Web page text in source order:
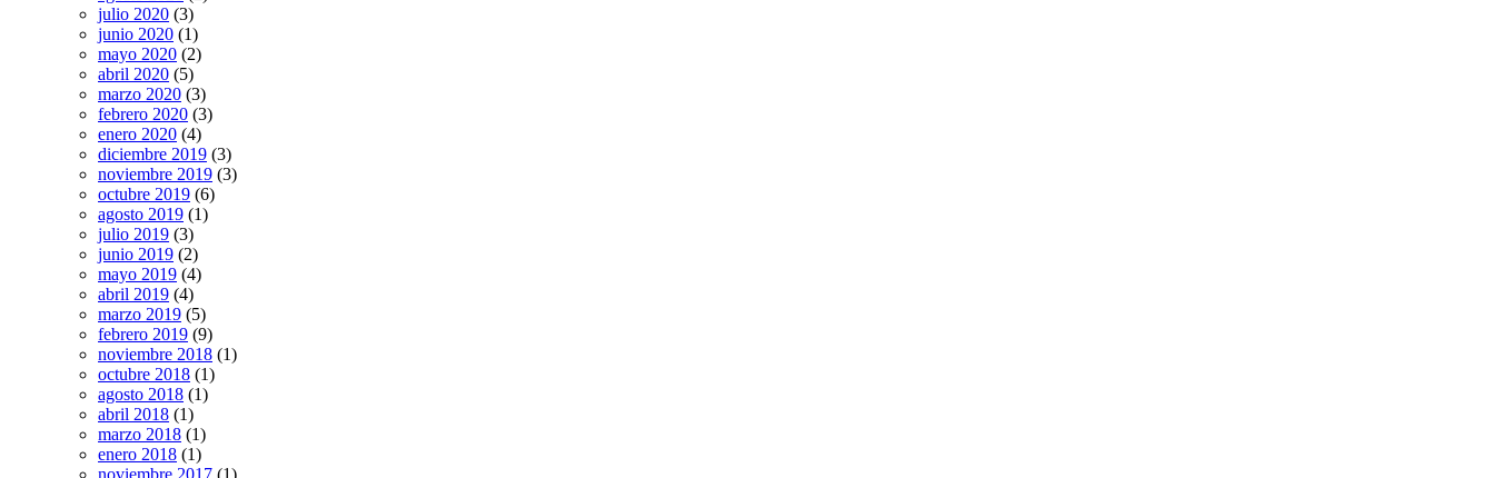
julio 2020 (3)
junio 2020 (1)
mayo 2020 (2)
abril 2020 (5)
marzo 2020 (3)
febrero 2020 (3)
enero 2020 (4)
diciembre 2019 (3)
noviembre 2019 (3)
octubre 2019 (6)
agosto 2019 (1)
julio 2019 (3)
junio 2019 (2)
mayo 2019 (4)
abril 2019 (4)
marzo 2019 (5)
febrero 2019 (9)
noviembre 2018 (1)
octubre 2018 (1)
agosto 2018 (1)
abril 2018 (1)
marzo 2018 (1)
enero 2018 (1)
noviembre 2017 (1)